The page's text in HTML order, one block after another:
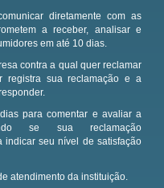
diretamente com as
a receber, analisar e
em até 10 dias.
contra a qual quer reclamar
registra sua reclamação e a
para comentar e avaliar a
se sua reclamação
seu nível de satisfação
atendimento da instituição.